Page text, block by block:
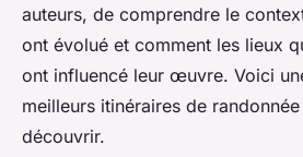
Samuel•8 mars 2024•6 min de
auteurs, de comprendre le
ont évolué et comment les lieux
ont influencé leur œuvre. Voici
meilleurs itinéraires de
découvrir.